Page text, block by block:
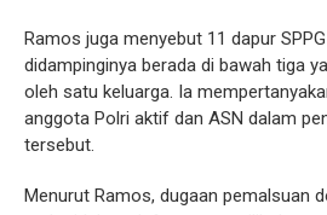
Ramos juga menyebut 11 dapur
didampinginya berada di bawah tiga
oleh satu keluarga. Ia
anggota Polri aktif dan ASN dalam
tersebut.
Menurut Ramos, dugaan pemalsuan